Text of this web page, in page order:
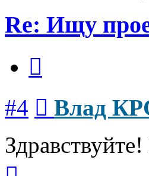
Re: Ищу
#4 Влад